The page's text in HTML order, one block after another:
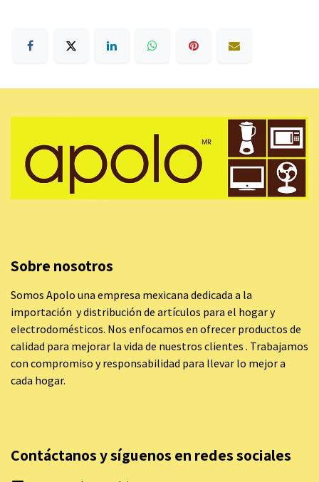
Sobre nosotros
Somos Apolo una empresa mexicana dedicada a la
importación y distribución de artículos para el hogar y
electrodomésticos. Nos enfocamos en ofrecer productos de
calidad para mejorar la vida de nuestros clientes . Trabajamos
con compromiso y responsabilidad para llevar lo mejor a
cada hogar.
Contáctanos y síguenos en redes sociales